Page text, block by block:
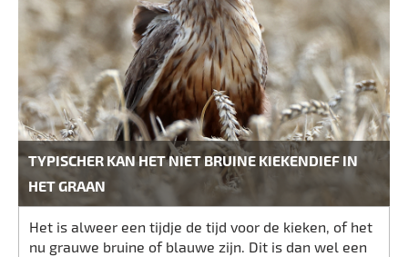
TYPISCHER KAN HET NIET BRUINE KIEKENDIEF IN
HET GRAAN
Het is alweer een tijdje de tijd voor de kieken, of het
nu grauwe bruine of blauwe zijn. Dit is dan wel een